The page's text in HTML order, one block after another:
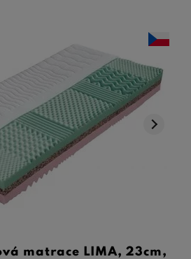
matrace LIMA, 23cm,